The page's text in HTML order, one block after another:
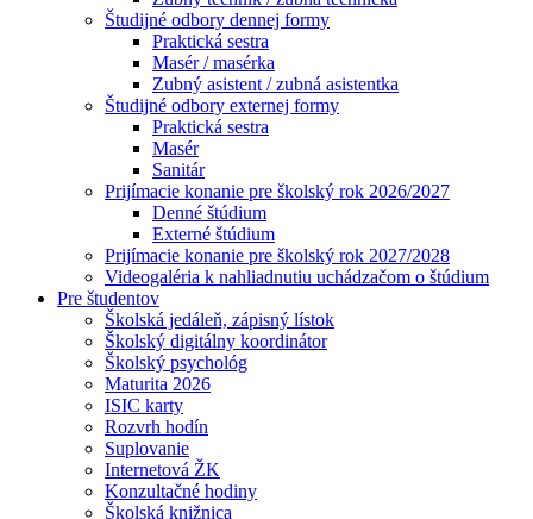
Študijné odbory dennej formy
Praktická sestra
Masér / masérka
Zubný asistent / zubná asistentka
Študijné odbory externej formy
Praktická sestra
Masér
Sanitár
Prijímacie konanie pre školský rok 2026/2027
Denné štúdium
Externé štúdium
Prijímacie konanie pre školský rok 2027/2028
Videogaléria k nahliadnutiu uchádzačom o štúdium
Pre študentov
Školská jedáleň, zápisný lístok
Školský digitálny koordinátor
Školský psychológ
Maturita 2026
ISIC karty
Rozvrh hodín
Suplovanie
Internetová ŽK
Konzultačné hodiny
Školská knižnica